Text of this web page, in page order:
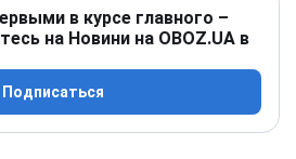
в курсе главного –
на Новини на OBOZ.UA в
Подписаться